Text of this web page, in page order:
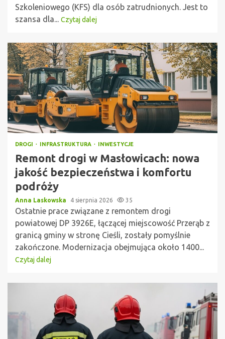
Szkoleniowego (KFS) dla osób zatrudnionych. Jest to
szansa dla... Czytaj dalej
DROGI INFRASTRUKTURA INWESTYCJE
Remont drogi w Masłowicach: nowa
jakość bezpieczeństwa i komfortu
podróży
Anna Laskowska 4 sierpnia 2026 35
Ostatnie prace związane z remontem drogi
powiatowej DP 3926E, łączącej miejscowość Przerąb z
granicą gminy w stronę Cieśli, zostały pomyślnie
zakończone. Modernizacja obejmująca około 1400...
Czytaj dalej